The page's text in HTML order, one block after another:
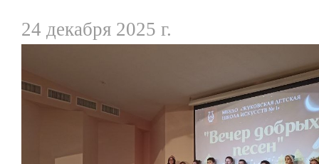
24 декабря 2025 г.